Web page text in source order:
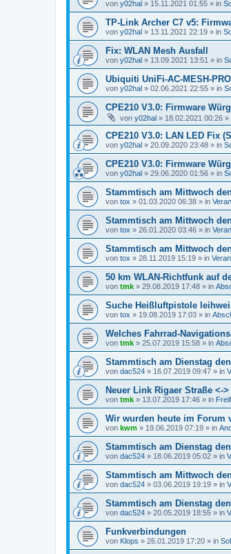
von y02hal » 15.11.2021 01:55 » in
TP-Link Archer C7 v5:
von y02hal » 13.11.2021 22:19 » in
Fix: WLAN Mesh Ausfall
von y02hal » 13.09.2021 13:51 » in
Ubiquiti UniFi-AC-MESH-
von y02hal » 02.06.2021 22:55 » in
CPE210 V3.0: Firmware
von y02hal » 18.02.2021 00:26 »
CPE210 V3.0: LAN LED Fix
von y02hal » 20.09.2020 23:48 » in
CPE210 V3.0: Firmware
von y02hal » 29.06.2020 01:56 » in
Stammtisch am Mittwoch
von tox » 01.03.2020 06:38 » in
Stammtisch am Mittwoch
von tox » 26.01.2020 03:46 » in
Stammtisch am Mittwoch
von tox » 28.11.2019 15:19 » in
50 km WLAN-Richtfunk auf
von tmk » 29.08.2019 17:48 » in
Suche Heißluftpistole
von tox » 19.08.2019 17:03 » in
Welches Fahrrad-
von tmk » 25.07.2019 15:58 » in
Stammtisch am Dienstag
von dac524 » 16.07.2019 09:47 » in
Neuer Link Rigaer Straße <-
von tmk » 13.07.2019 17:46 » in
Wir wurden heute im Forum
von kwm » 19.06.2019 07:19 » in
Stammtisch am Dienstag
von dac524 » 18.06.2019 05:02 » in
Stammtisch am Mittwoch
von dac524 » 03.06.2019 19:19 » in
Stammtisch am Dienstag
von dac524 » 20.05.2019 18:55 » in
Funkverbindungen
von Klops » 26.01.2019 17:20 » in